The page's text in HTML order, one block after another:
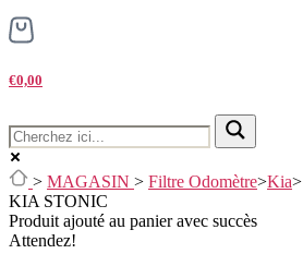
€0,00
> MAGASIN > Filtre Odomètre>Kia>
KIA STONIC
Produit ajouté au panier avec succès
Attendez!